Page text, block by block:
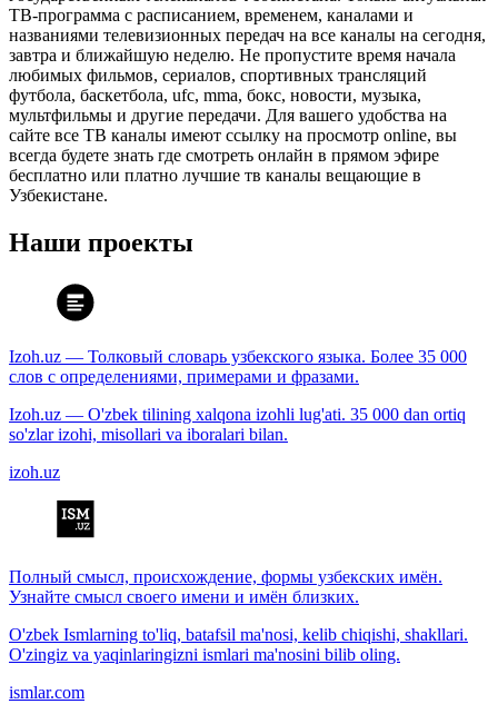
ТВ-программа с расписанием, временем, каналами и
названиями телевизионных передач на все каналы на сегодня,
завтра и ближайшую неделю. Не пропустите время начала
любимых фильмов, сериалов, спортивных трансляций
футбола, баскетбола, ufc, mma, бокс, новости, музыка,
мультфильмы и другие передачи. Для вашего удобства на
сайте все ТВ каналы имеют ссылку на просмотр online, вы
всегда будете знать где смотреть онлайн в прямом эфире
бесплатно или платно лучшие тв каналы вещающие в
Узбекистане.
Наши проекты
Izoh.uz — Толковый словарь узбекского языка. Более 35 000
слов с определениями, примерами и фразами.
Izoh.uz — O'zbek tilining xalqona izohli lug'ati. 35 000 dan ortiq
so'zlar izohi, misollari va iboralari bilan.
izoh.uz
Полный смысл, происхождение, формы узбекских имён.
Узнайте смысл своего имени и имён близких.
O'zbek Ismlarning to'liq, batafsil ma'nosi, kelib chiqishi, shakllari.
O'zingiz va yaqinlaringizni ismlari ma'nosini bilib oling.
ismlar.com